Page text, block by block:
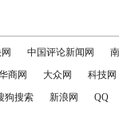
中国评论新闻网
商网 大众网 科技网
狗搜索 新浪网 QQ